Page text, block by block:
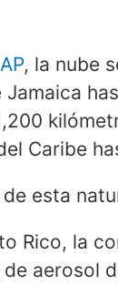
, la nube
Caribe
esta
Rico, la
aerosol